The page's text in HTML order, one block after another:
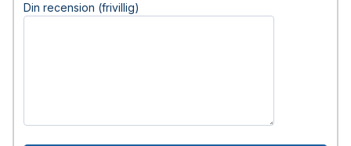
Din recension (frivillig)